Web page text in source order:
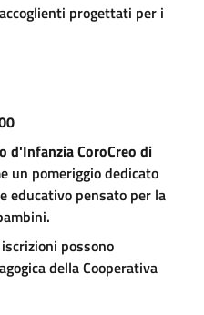
progettati per i
d'Infanzia CoroCreo di
un pomeriggio dedicato
educativo pensato per la
possono
della Cooperativa